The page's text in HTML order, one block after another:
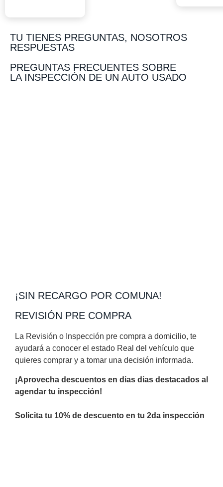
TU TIENES PREGUNTAS, NOSOTROS
RESPUESTAS
PREGUNTAS FRECUENTES SOBRE
LA INSPECCIÓN DE UN AUTO USADO
¡SIN RECARGO POR COMUNA!
REVISIÓN PRE COMPRA
La Revisión o Inspección pre compra a domicilio, te
ayudará a conocer el estado Real del vehículo que
quieres comprar y a tomar una decisión informada.
¡Aprovecha descuentos en dias dias destacados al
agendar tu inspección!
Solicita tu 10% de descuento en tu 2da inspección